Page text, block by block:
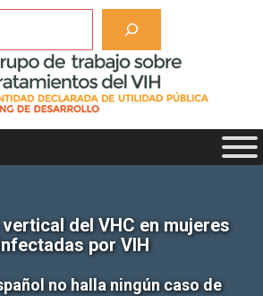
del VHC en mujeres
por VIH
no halla ningún caso de